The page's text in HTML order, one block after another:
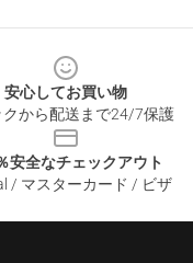
安心してお買い物
クから配送まで24/7保護
安全なチェックアウト
/ マスターカード / ビザ